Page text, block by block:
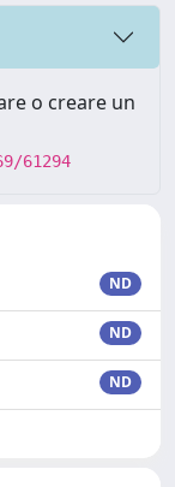
o creare un
61294
ND
ND
ND